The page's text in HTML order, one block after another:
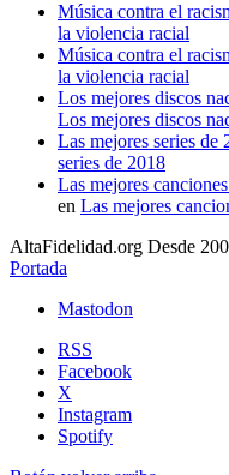
Música contra el
la violencia racial
Música contra el
la violencia racial
Los mejores discos
Los mejores discos
Las mejores series
series de 2018
Las mejores
en Las mejores
AltaFidelidad.org Desde
Portada
Mastodon
RSS
Facebook
X
Instagram
Spotify